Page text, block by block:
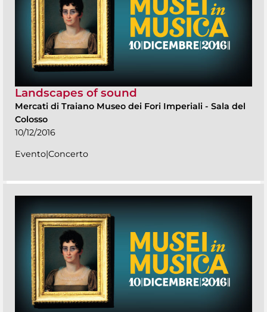
Landscapes of sound
Mercati di Traiano Museo dei Fori Imperiali - Sala del
Colosso
10/12/2016
Evento|Concerto